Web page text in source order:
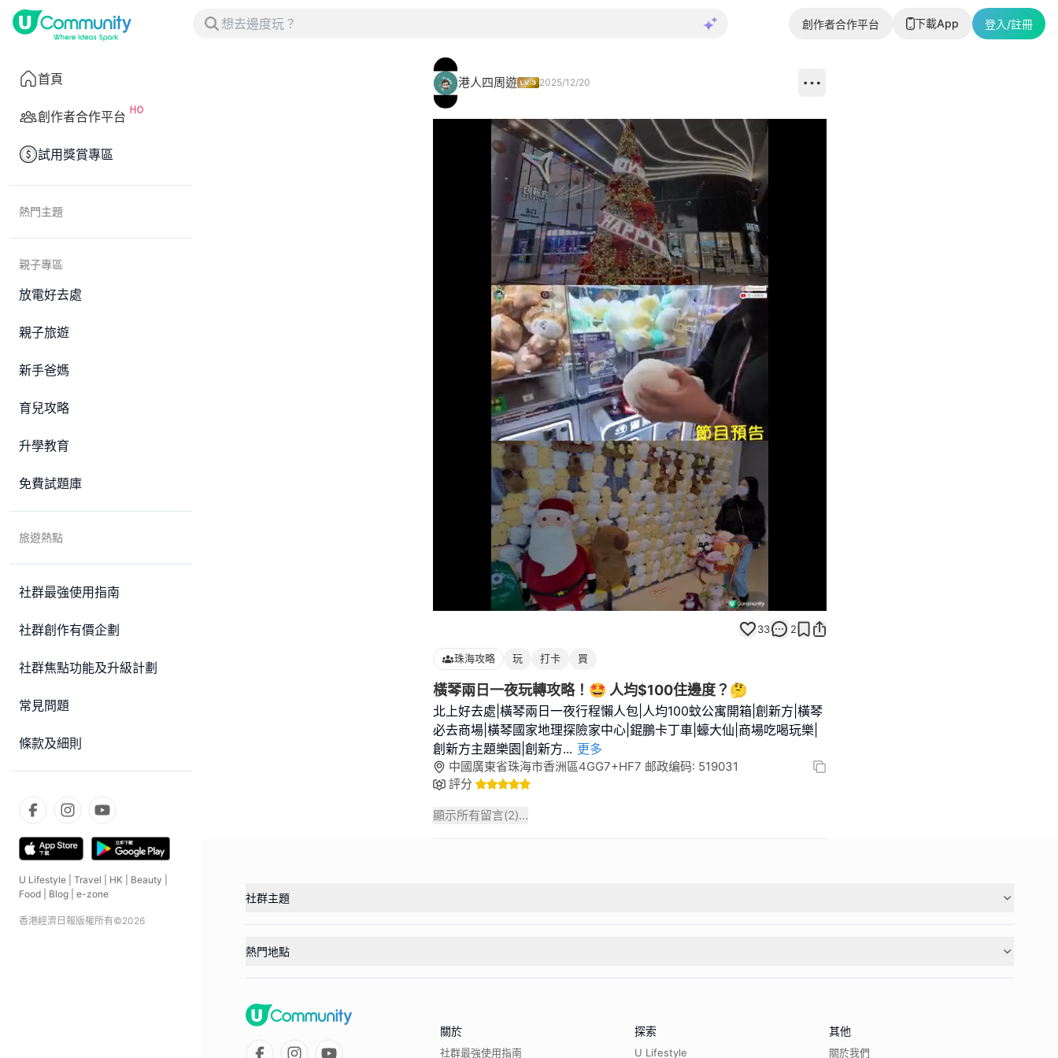
創作者合作平台 下載App 登入/註冊
首頁
創作者合作平台
試用獎賞專區
熱門主題
親子專區
放電好去處
親子旅遊
新手爸媽
育兒攻略
升學教育
免費試題庫
旅遊熱點
社群最強使用指南
社群創作有價企劃
社群焦點功能及升級計劃
常見問題
條款及細則
U Lifestyle Travel HK Beauty
Food
Blog e-zone
香港經濟日報版權所有©2026
港人四周遊 2025/12/20
Loaded
100.00%
33 2
珠海攻略 玩 打卡 買
橫琴兩日一夜玩轉攻略！🤩 人均$100住邊度？🤔
北上好去處|橫琴兩日一夜行程懶人包|人均100蚊公寓開箱|創新方|橫琴
必去商場|橫琴國家地理探險家中心|錕鵬卡丁車|蠔大仙|商場吃喝玩樂|
創新方主題樂園|創新方... 更多
中國廣東省珠海市香洲區4GG7+HF7 邮政编码: 519031
評分
顯示所有留言(2)...
社群主題
熱門地點
關於
社群最強使用指南
探索
U Lifestyle
其他
關於我們